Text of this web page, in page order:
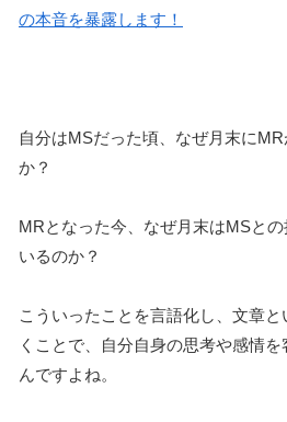
の本音を暴露します！
自分はMSだった頃、なぜ月末に
か？
MRとなった今、なぜ月末はMSと
いるのか？
こういったことを言語化し、文章
くことで、自分自身の思考や感情
んですよね。